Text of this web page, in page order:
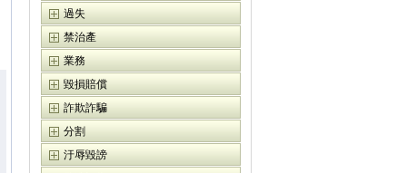
過失
禁治產
業務
毀損賠償
詐欺詐騙
分割
汙辱毀謗